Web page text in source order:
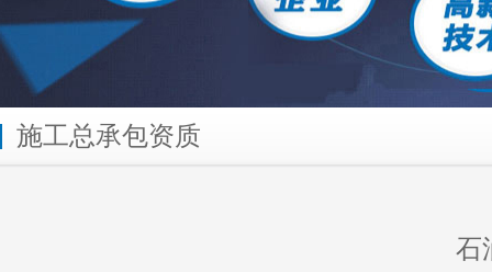
施工总承包资质
石